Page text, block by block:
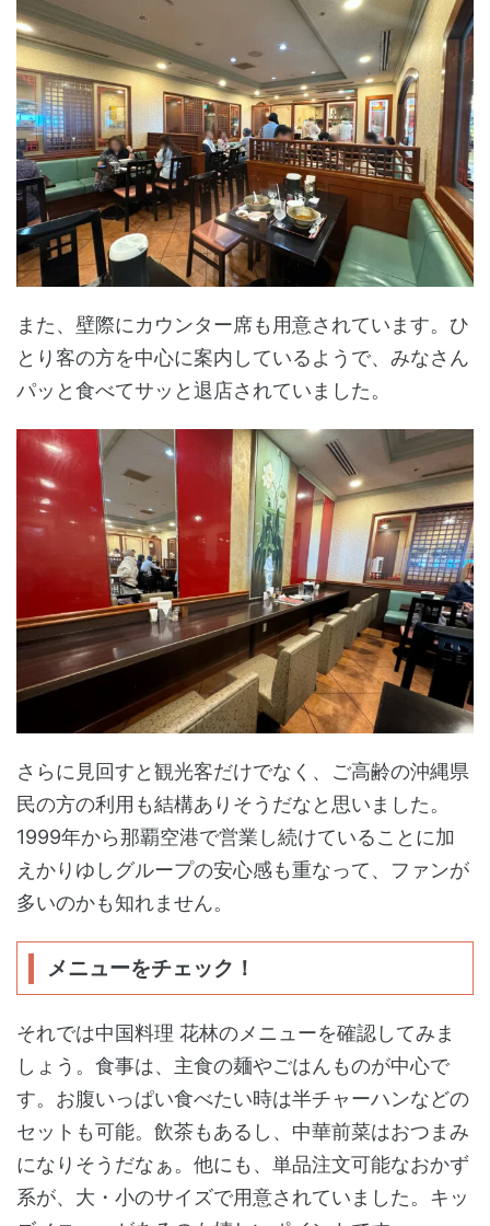
また、壁際にカウンター席も用意されています。ひ
とり客の方を中心に案内しているようで、みなさん
パッと食べてサッと退店されていました。
さらに見回すと観光客だけでなく、ご高齢の沖縄県
民の方の利用も結構ありそうだなと思いました。
1999年から那覇空港で営業し続けていることに加
えかりゆしグループの安心感も重なって、ファンが
多いのかも知れません。
メニューをチェック！
それでは中国料理 花林のメニューを確認してみま
しょう。食事は、主食の麺やごはんものが中心で
す。お腹いっぱい食べたい時は半チャーハンなどの
セットも可能。飲茶もあるし、中華前菜はおつまみ
になりそうだなぁ。他にも、単品注文可能なおかず
系が、大・小のサイズで用意されていました。キッ